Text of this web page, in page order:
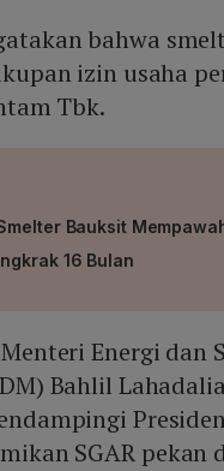
bahwa
izin usaha
Tbk.
Bauksit
16 Bulan
Energi dan
Bahlil
SGAR pekan